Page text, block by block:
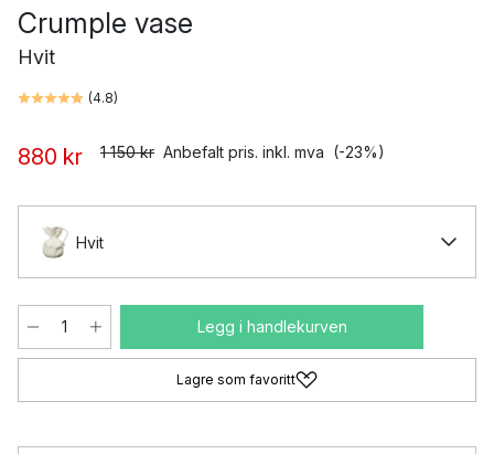
Crumple vase
Hvit
(4.8)
880 kr 1 150 kr Anbefalt pris. inkl. mva (-23%)
Hvit
Legg i handlekurven
Lagre som favoritt